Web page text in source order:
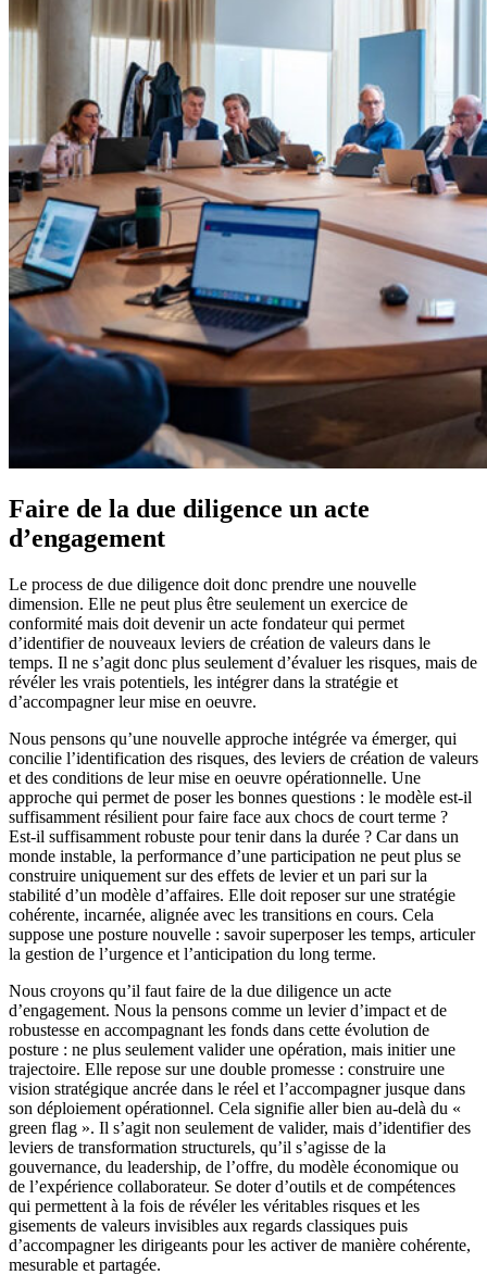
Faire de la due diligence un acte
d’engagement
Le process de due diligence doit donc prendre une nouvelle
dimension. Elle ne peut plus être seulement un exercice de
conformité mais doit devenir un acte fondateur qui permet
d’identifier de nouveaux leviers de création de valeurs dans le
temps. Il ne s’agit donc plus seulement d’évaluer les risques, mais de
révéler les vrais potentiels, les intégrer dans la stratégie et
d’accompagner leur mise en oeuvre.
Nous pensons qu’une nouvelle approche intégrée va émerger, qui
concilie l’identification des risques, des leviers de création de valeurs
et des conditions de leur mise en oeuvre opérationnelle. Une
approche qui permet de poser les bonnes questions : le modèle est-il
suffisamment résilient pour faire face aux chocs de court terme ?
Est-il suffisamment robuste pour tenir dans la durée ? Car dans un
monde instable, la performance d’une participation ne peut plus se
construire uniquement sur des effets de levier et un pari sur la
stabilité d’un modèle d’affaires. Elle doit reposer sur une stratégie
cohérente, incarnée, alignée avec les transitions en cours. Cela
suppose une posture nouvelle : savoir superposer les temps, articuler
la gestion de l’urgence et l’anticipation du long terme.
Nous croyons qu’il faut faire de la due diligence un acte
d’engagement. Nous la pensons comme un levier d’impact et de
robustesse en accompagnant les fonds dans cette évolution de
posture : ne plus seulement valider une opération, mais initier une
trajectoire. Elle repose sur une double promesse : construire une
vision stratégique ancrée dans le réel et l’accompagner jusque dans
son déploiement opérationnel. Cela signifie aller bien au-delà du «
green flag ». Il s’agit non seulement de valider, mais d’identifier des
leviers de transformation structurels, qu’il s’agisse de la
gouvernance, du leadership, de l’offre, du modèle économique ou
de l’expérience collaborateur. Se doter d’outils et de compétences
qui permettent à la fois de révéler les véritables risques et les
gisements de valeurs invisibles aux regards classiques puis
d’accompagner les dirigeants pour les activer de manière cohérente,
mesurable et partagée.